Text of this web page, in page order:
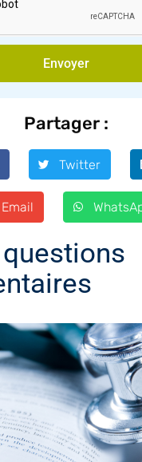
Envoyer
Partager :
Twitter
Email